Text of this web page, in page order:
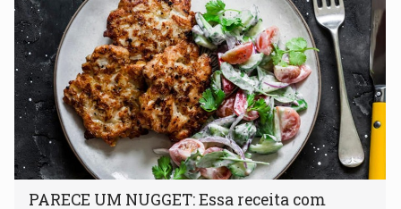
PARECE UM NUGGET: Essa receita com